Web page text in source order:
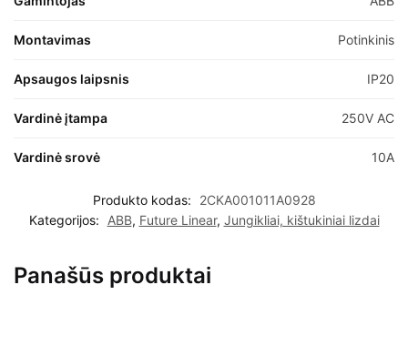
Montavimas Potinkinis
Apsaugos laipsnis IP20
Vardinė įtampa 250V AC
Vardinė srovė 10A
Produkto kodas:
2CKA001011A0928
Kategorijos:
ABB, Future Linear, Jungikliai, kištukiniai lizdai
Panašūs produktai